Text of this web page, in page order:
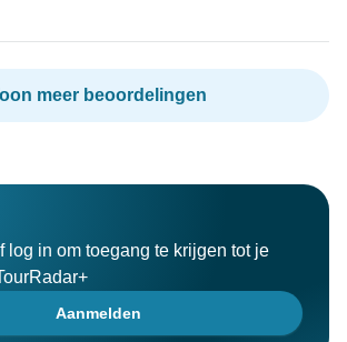
meer beoordelingen
log in om toegang te krijgen tot je
Aanmelden